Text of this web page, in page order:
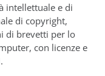
intellettuale e di
di copyright,
di brevetti per lo
con licenze e